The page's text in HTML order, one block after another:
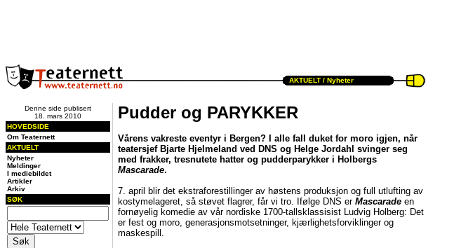
AKTUELT / Nyheter
Denne side publisert
18. mars 2010
HOVEDSIDE
Om Teaternett
AKTUELT
Nyheter
Meldinger
I mediebildet
Artikler
Arkiv
SØK
Pudder og PARYKKER
Vårens vakreste eventyr i Bergen? I alle fall duket for moro igjen, når
teatersjef Bjarte Hjelmeland ved DNS og Helge Jordahl svinger seg
med frakker, tresnutete hatter og pudderparykker i Holbergs
Mascarade.
7. april blir det ekstraforestillinger av høstens produksjon og full utlufting av
kostymelageret, så støvet flagrer, får vi tro. Ifølge DNS er Mascarade en
fornøyelig komedie av vår nordiske 1700-tallsklassisist Ludvig Holberg: Det
er fest og moro, generasjonsmotsetninger, kjærlighetsforviklinger og
maskespill.